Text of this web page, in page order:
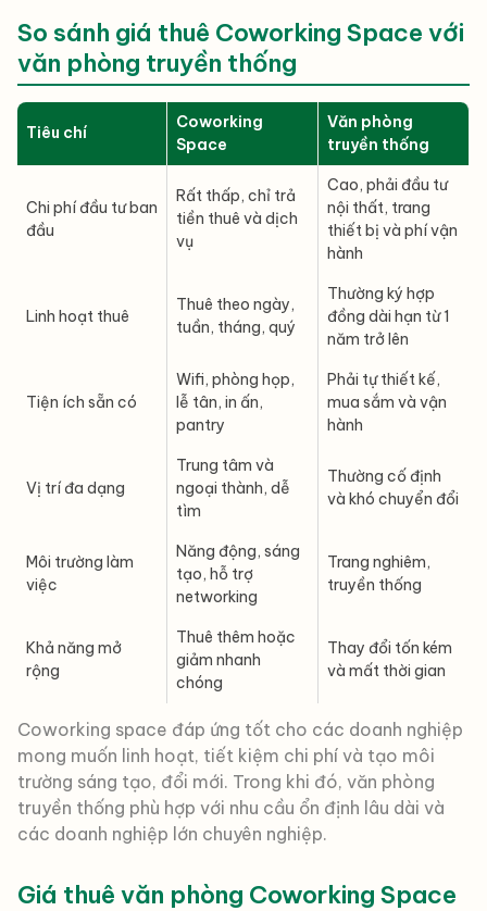
So sánh giá thuê Coworking Space với
văn phòng truyền thống
Tiêu chí
Coworking
Space
Văn phòng
truyền thống
Chi phí đầu tư ban
đầu
Rất thấp, chỉ trả
tiền thuê và dịch
vụ
Cao, phải đầu tư
nội thất, trang
thiết bị và phí vận
hành
Linh hoạt thuê
Thuê theo ngày,
tuần, tháng, quý
Thường ký hợp
đồng dài hạn từ 1
năm trở lên
Tiện ích sẵn có
Wifi, phòng họp,
lễ tân, in ấn,
pantry
Phải tự thiết kế,
mua sắm và vận
hành
Vị trí đa dạng
Trung tâm và
ngoại thành, dễ
tìm
Thường cố định
và khó chuyển đổi
Môi trường làm
việc
Năng động, sáng
tạo, hỗ trợ
networking
Trang nghiêm,
truyền thống
Khả năng mở
rộng
Thuê thêm hoặc
giảm nhanh
chóng
Thay đổi tốn kém
và mất thời gian
Coworking space đáp ứng tốt cho các doanh nghiệp
mong muốn linh hoạt, tiết kiệm chi phí và tạo môi
trường sáng tạo, đổi mới. Trong khi đó, văn phòng
truyền thống phù hợp với nhu cầu ổn định lâu dài và
các doanh nghiệp lớn chuyên nghiệp.
Giá thuê văn phòng Coworking Space